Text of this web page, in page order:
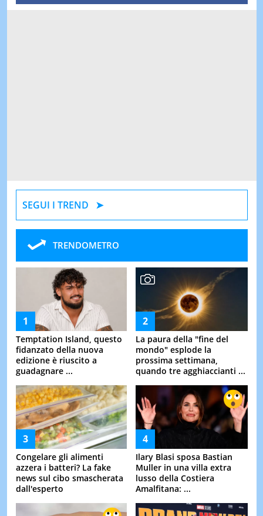
SEGUI I TREND
TRENDOMETRO
Temptation Island, questo
fidanzato della nuova
edizione è riuscito a
guadagnare ...
La paura della "fine del
mondo" esplode la
prossima settimana,
quando tre agghiaccianti ...
Congelare gli alimenti
azzera i batteri? La fake
news sul cibo smascherata
dall'esperto
Ilary Blasi sposa Bastian
Muller in una villa extra
lusso della Costiera
Amalfitana: ...